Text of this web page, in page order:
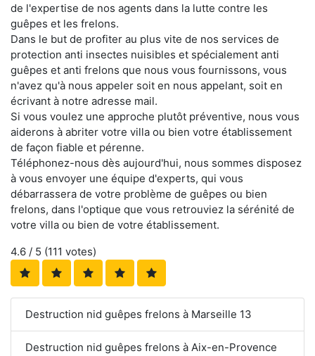
de l'expertise de nos agents dans la lutte contre les
guêpes et les frelons.
Dans le but de profiter au plus vite de nos services de
protection anti insectes nuisibles et spécialement anti
guêpes et anti frelons que nous vous fournissons, vous
n'avez qu'à nous appeler soit en nous appelant, soit en
écrivant à notre adresse mail.
Si vous voulez une approche plutôt préventive, nous vous
aiderons à abriter votre villa ou bien votre établissement
de façon fiable et pérenne.
Téléphonez-nous dès aujourd'hui, nous sommes disposez
à vous envoyer une équipe d'experts, qui vous
débarrassera de votre problème de guêpes ou bien
frelons, dans l'optique que vous retrouviez la sérénité de
votre villa ou bien de votre établissement.
4.6 / 5 (111 votes)
Destruction nid guêpes frelons à Marseille 13
Destruction nid guêpes frelons à Aix-en-Provence